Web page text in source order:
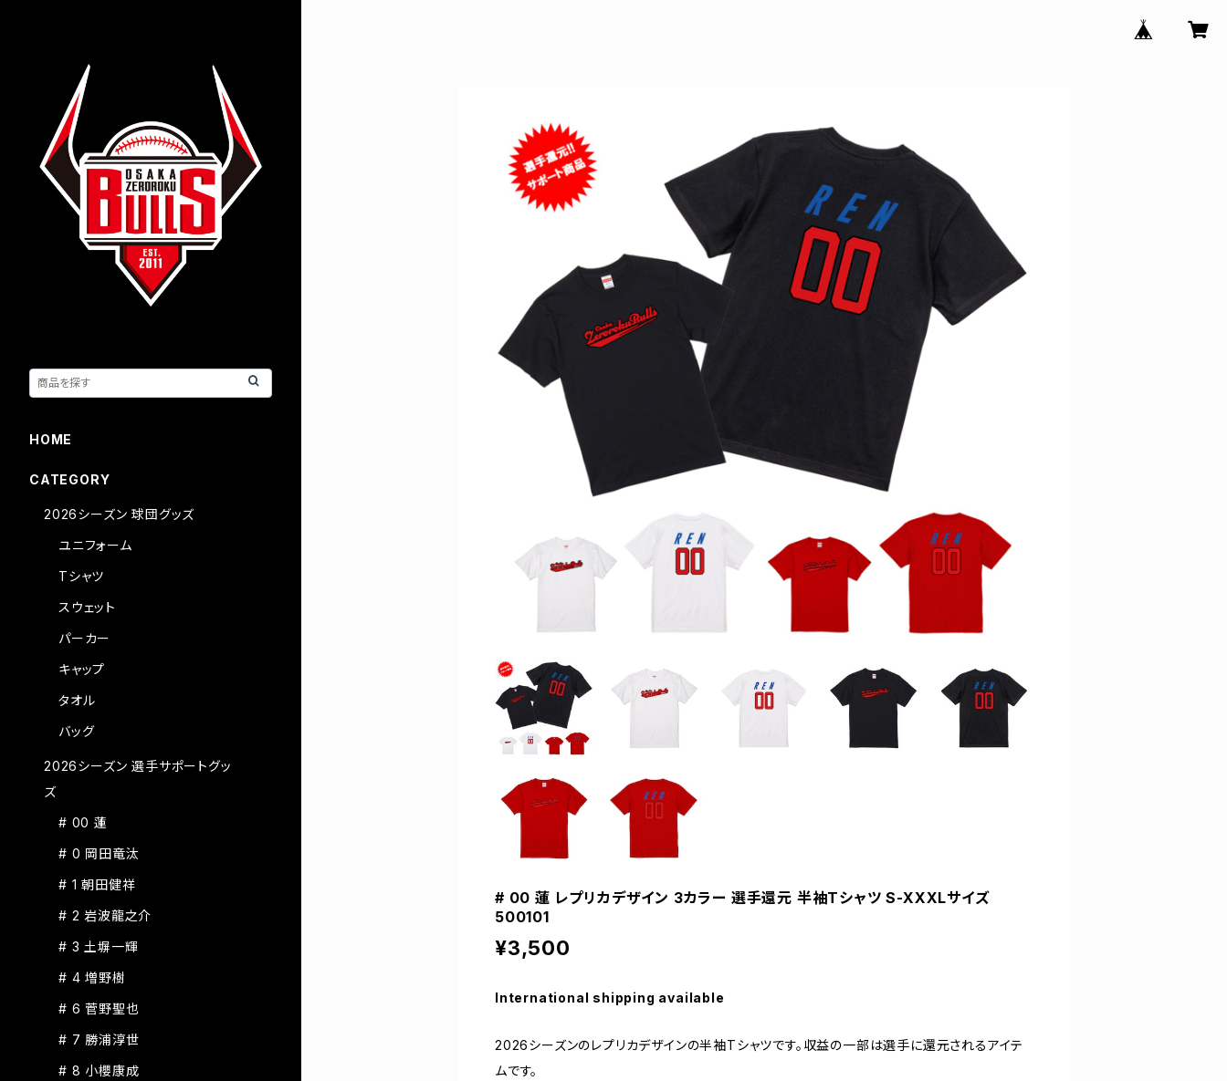
# 00 蓮 レプリカデザイン 3カラー 選手還元 半袖Tシャツ S-XXXLサイズ
500101
¥3,500
International shipping available
2026シーズンのレプリカデザインの半袖Tシャツです。収益の一部は選手に還元されるアイテ
ムです。
HOME
CATEGORY
2026シーズン 球団グッズ
ユニフォーム
Tシャツ
スウェット
パーカー
キャップ
タオル
バッグ
2026シーズン 選手サポートグッ
ズ
# 00 蓮
# 0 岡田竜汰
# 1 朝田健祥
# 2 岩波龍之介
# 3 土塀一輝
# 4 増野樹
# 6 菅野聖也
# 7 勝浦淳世
# 8 小櫻康成